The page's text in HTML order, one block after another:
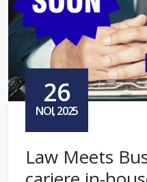
26
NOI, 2025
Law Meets